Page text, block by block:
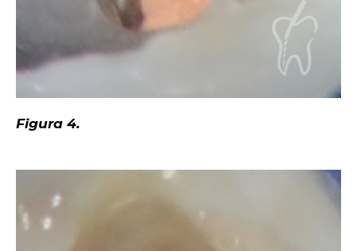
Figura 4.